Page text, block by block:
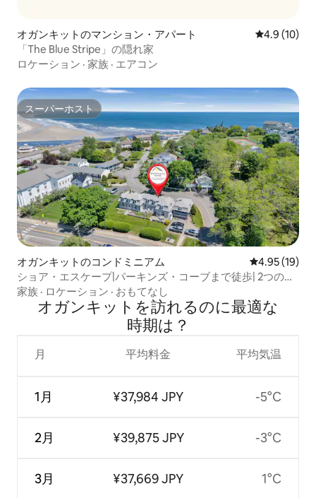
オガンキットのマンション・アパート レビュー10
4.9 (10)
「The Blue Stripe」の隠れ家
ロケーション · 家族 · エアコン
スーパーホスト
スーパーホスト
オガンキットのコンドミニアム レビュー19
4.95 (19)
ショア・エスケープ|パーキンズ・コーブまで徒歩| 2つのパ
ティオ
家族 · ロケーション · おもてなし
オガンキットを訪⁠れ⁠るの⁠に最⁠適⁠な
時⁠期⁠は⁠？
月
1月
2月
3月
平均料金
¥37,984 JPY
¥39,875 JPY
¥37,669 JPY
平均気温
-5°C
-3°C
1°C